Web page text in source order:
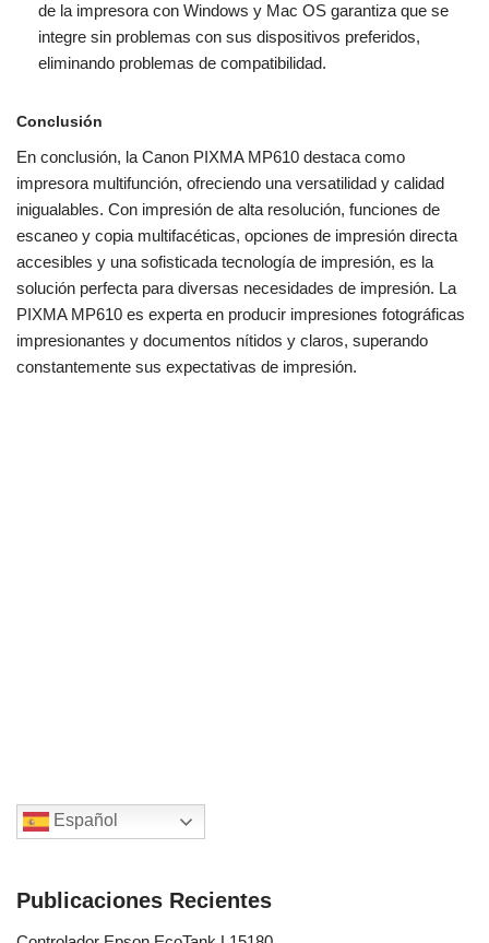
de la impresora con Windows y Mac OS garantiza que se
integre sin problemas con sus dispositivos preferidos,
eliminando problemas de compatibilidad.
Conclusión
En conclusión, la Canon PIXMA MP610 destaca como
impresora multifunción, ofreciendo una versatilidad y calidad
inigualables. Con impresión de alta resolución, funciones de
escaneo y copia multifacéticas, opciones de impresión directa
accesibles y una sofisticada tecnología de impresión, es la
solución perfecta para diversas necesidades de impresión. La
PIXMA MP610 es experta en producir impresiones fotográficas
impresionantes y documentos nítidos y claros, superando
constantemente sus expectativas de impresión.
Español
Publicaciones Recientes